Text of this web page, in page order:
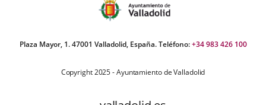
Plaza Mayor, 1. 47001 Valladolid, España. Teléfono:+34 983 426 100
Copyright 2025 - Ayuntamiento de Valladolid